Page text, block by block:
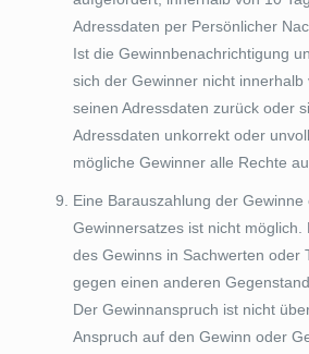
Adressdaten per Persönlicher
Ist die Gewinnbenachrichtigung
sich der Gewinner nicht innerhalb
seinen Adressdaten zurück oder
Adressdaten unkorrekt oder
mögliche Gewinner alle Rechte
Eine Barauszahlung der
Gewinnersatzes ist nicht möglich.
des Gewinns in Sachwerten oder
gegen einen anderen
Der Gewinnanspruch ist nicht
Anspruch auf den Gewinn oder